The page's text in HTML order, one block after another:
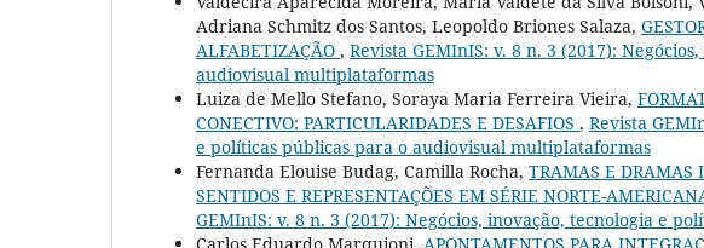
Adriana Schmitz dos Santos, Leopoldo Briones Salaza,
ALFABETIZAÇÃO , Revista GEMInIS: v. 8 n. 3 (2017):
audiovisual multiplataformas
Luiza de Mello Stefano, Soraya Maria Ferreira Vieira,
CONECTIVO: PARTICULARIDADES E DESAFIOS , Revista
e políticas públicas para o audiovisual multiplataformas
Fernanda Elouise Budag, Camilla Rocha, TRAMAS E DRAMAS
SENTIDOS E REPRESENTAÇÕES EM SÉRIE NORTE-
GEMInIS: v. 8 n. 3 (2017): Negócios, inovação, tecnologia e